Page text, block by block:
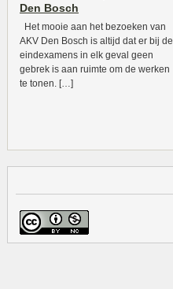
Den Bosch
Het mooie aan het bezoeken van
AKV Den Bosch is altijd dat er bij de
eindexamens in elk geval geen
gebrek is aan ruimte om de werken
te tonen. […]